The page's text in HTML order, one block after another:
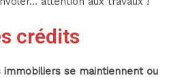
crédits
se maintiennent ou